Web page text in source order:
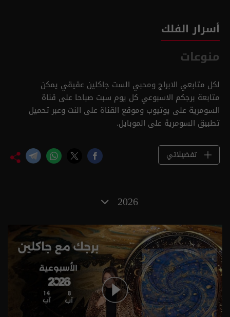
أسرار الفلك
منوعات
لكل متابعي الابراج ومحبي الست جاكلين عقيقي يمكن
متابعة برجكم الاسبوعي كل يوم سبت صباحا على قناة
السومرية على يوتيوب وموقع القناة على النت وعبر تحميل
تطبيق السومرية على الموبايل.
تفضيلاتي
2026